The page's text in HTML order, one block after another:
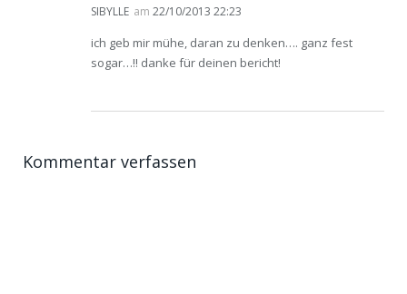
SIBYLLE am 22/10/2013 22:23
ich geb mir mühe, daran zu denken…. ganz fest
sogar…!! danke für deinen bericht!
Kommentar verfassen